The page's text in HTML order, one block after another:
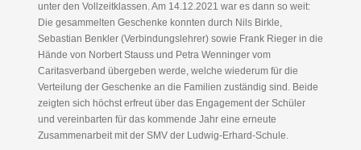
unter den Vollzeitklassen. Am 14.12.2021 war es dann so weit:
Die gesammelten Geschenke konnten durch Nils Birkle,
Sebastian Benkler (Verbindungslehrer) sowie Frank Rieger in die
Hände von Norbert Stauss und Petra Wenninger vom
Caritasverband übergeben werde, welche wiederum für die
Verteilung der Geschenke an die Familien zuständig sind. Beide
zeigten sich höchst erfreut über das Engagement der Schüler
und vereinbarten für das kommende Jahr eine erneute
Zusammenarbeit mit der SMV der Ludwig-Erhard-Schule.